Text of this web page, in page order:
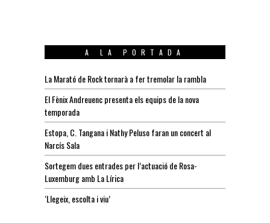
A LA PORTADA
La Marató de Rock tornarà a fer tremolar la rambla
El Fènix Andreuenc presenta els equips de la nova
temporada
Estopa, C. Tangana i Nathy Peluso faran un concert al
Narcís Sala
Sortegem dues entrades per l’actuació de Rosa-
Luxemburg amb La Lírica
‘Llegeix, escolta i viu’